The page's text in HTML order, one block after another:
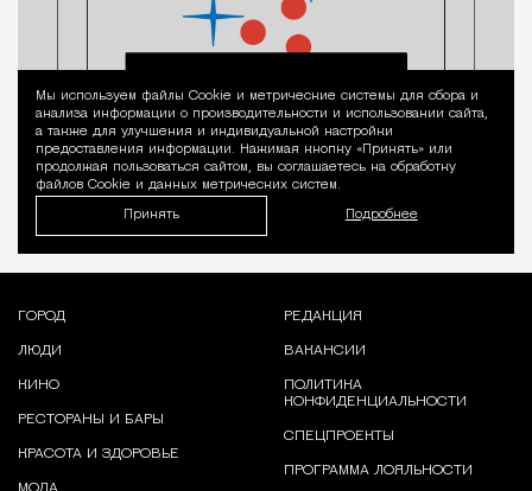
Уведомление
Мы используем файлы Сookie и метрические системы для сбора и
анализа информации о производительности и использовании сайта,
а также для улучшения и индивидуальной настройки
предоставления информации. Нажимая кнопку «Принять» или
продолжая пользоваться сайтом, вы соглашаетесь на обработку
файлов Cookie и данных метрических систем.
Принять Подробнее
ГОРОД
ЛЮДИ
КИНО
РЕСТОРАНЫ И БАРЫ
КРАСОТА И ЗДОРОВЬЕ
РЕДАКЦИЯ
ВАКАНСИИ
ПОЛИТИКА
КОНФИДЕНЦИАЛЬНОСТИ
СПЕЦПРОЕКТЫ
ПРОГРАММА ЛОЯЛЬНОСТИ